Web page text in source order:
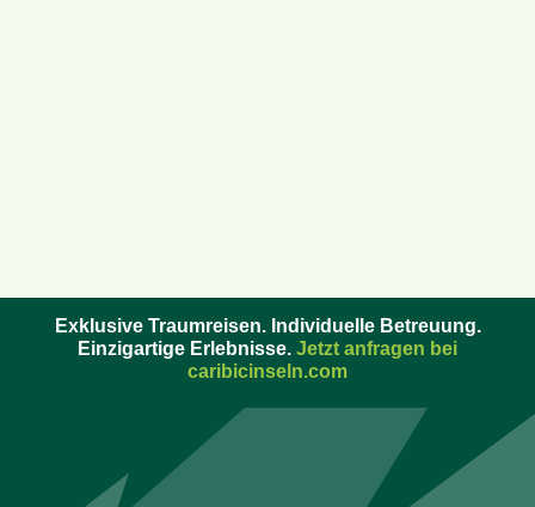
Exklusive Traumreisen. Individuelle Betreuung.
Einzigartige Erlebnisse. Jetzt anfragen bei
caribicinseln.com